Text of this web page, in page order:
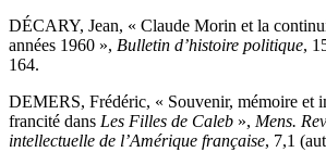
DÉCARY, Jean, « Claude Morin et la
années 1960 », Bulletin d’histoire politique,
164.
DEMERS, Frédéric, « Souvenir, mémoire et
francité dans Les Filles de Caleb », Mens.
intellectuelle de l’Amérique française, 7,1